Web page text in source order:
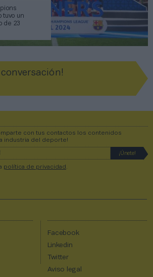
tuvo un
de 23
conversación!
con tus contactos los contenidos
industria del deporte!
política de privacidad
Facebook
Linkedin
Twitter
Aviso legal